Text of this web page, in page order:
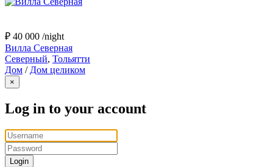
₽ 40 000 /night
Вилла Северная
Северный, Тольятти
Дом / Дом целиком
×
Log in to your account
Login